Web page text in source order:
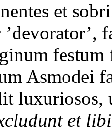
et
festum
Asmodei
luxuriosos,
et